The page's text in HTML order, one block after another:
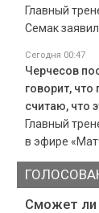
Главный
Семак заявил
Сегодня 00:47
Черчесов
говорит,
считаю, что
Главный
в эфире
Сможет ли